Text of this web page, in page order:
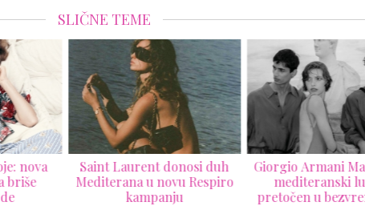
SLIČNE TEME
Saint Laurent donosi duh
Mediterana u novu Respiro
kampanju
Giorgio Armani Mare 2026:
mediteranski luksuz
pretočen u bezvremensku